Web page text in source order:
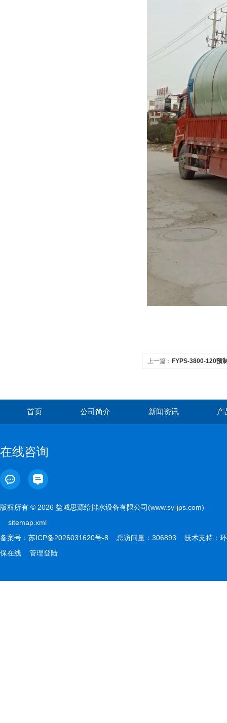
上一篇： FYPS-3800-120预
首页 公司简介 新闻资讯 产
在线咨询
版权所有 © 2026 盐城思源给排水设备有限公司(www.sy-jps.com)
sitemap.xml
备案号： 苏ICP备2026031620号-8 总访问量：306893 技术支持： 环
保在线
管理登陆